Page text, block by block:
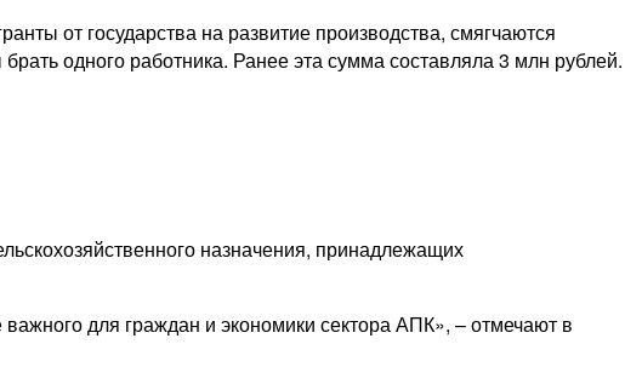
от государства на развитие производства, смягчаются
одного работника. Ранее эта сумма составляла 3 млн рублей.
назначения, принадлежащих
для граждан и экономики сектора АПК», – отмечают в